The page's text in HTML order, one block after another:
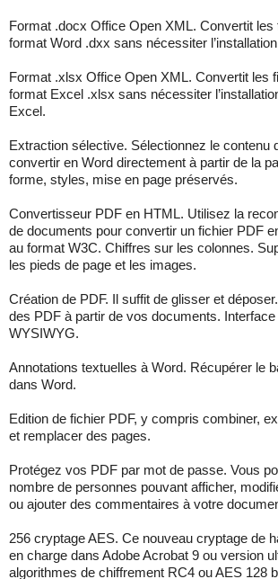
Format .docx Office Open XML. Convertit les
format Word .dxx sans nécessiter
Format .xlsx Office Open XML. Convertit les
format Excel .xlsx sans nécessiter
Excel.
Extraction sélective. Sélectionnez le contenu
convertir en Word directement à partir de la
forme, styles, mise en page préservés.
Convertisseur PDF en HTML. Utilisez la
de documents pour convertir un fichier PDF
au format W3C. Chiffres sur les colonnes.
les pieds de page et les images.
Création de PDF. Il suffit de glisser et
des PDF à partir de vos documents.
WYSIWYG.
Annotations textuelles à Word. Récupérer le
dans Word.
Edition de fichier PDF, y compris combiner,
et remplacer des pages.
Protégez vos PDF par mot de passe. Vous
nombre de personnes pouvant afficher,
ou ajouter des commentaires à votre
256 cryptage AES. Ce nouveau cryptage de
en charge dans Adobe Acrobat 9 ou version
algorithmes de chiffrement RC4 ou AES 128